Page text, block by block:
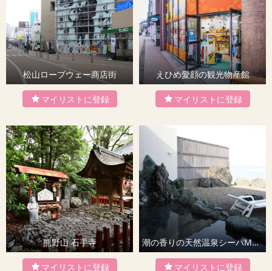
松山ロープウェー商店街 えひめ愛顔の観光物産館
熊野山 石手寺 潮の香りの天然温泉シーパMAKOTO